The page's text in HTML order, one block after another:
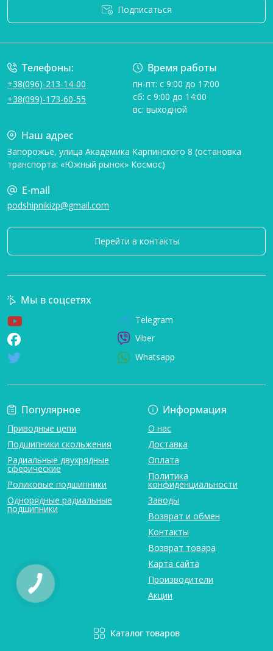
Подписаться
Телефоны:
+38(096)-213-14-00
+38(099)-173-60-55
Время работы
пн-пт: с 9:00 до 17:00
сб: с 9:00 до 14:00
вс: выходной
Наш адрес
Запорожье, улица Академика Карпинского 8 (остановка
транспорта: «Южный рынок» Космос)
E-mail
podshipnikizp@gmail.com
Перейти в контакты
Популярное
Приводные цепи
Подшипники скольжения
Радиальные двухрядные
сферические
Роликовые подшипники
Однорядные радиальные
подшипники
Информация
О нас
Доставка
Оплата
Политика
конфиденциальности
Заводы
Возврат и обмен
Контакты
Возврат товара
Карта сайта
Производители
Акции
Каталог товаров
Мы в соцсетях
Telegram
Viber
Whatsapp